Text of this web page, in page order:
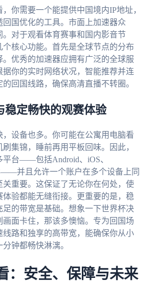
你需要一个能提供中国境内IP地址，
回国优化的工具。市面上加速器众
。对于观看体育赛事和国内影音节
个核心功能。首先是全球节点的分布
。优秀的加速器应拥有广泛的全球服
据你的实时网络状况，智能推荐并连
回国线路，确保高清直播不转圈。
稳定畅快的观赛体验
，设备也多。你可能在公寓用电脑看
集锦，睡前再用平板回味。因此，
平台——包括Android、iOS、
并且允许一个账户在多个设备上同
关重要。这保证了无论你在何处，使
体验都能无缝衔接。更重要的是，稳
足的带宽是基础。想象一下世界杯决
画面卡住，那该多懊恼。专为回国场
线路和独享的高带宽，能确保你从小
钟都畅快淋漓。
：安全、保障与未来